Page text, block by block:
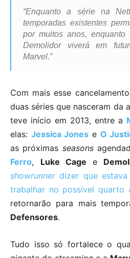
“Enquanto a série na
temporadas existentes
por muitos anos,
Demolidor viverá em
Marvel.”
Com mais esse
duas séries que nasceram da
teve início em 2013, entre a
elas: Jessica Jones e O
as próximas seasons
Ferro, Luke Cage e
showrunnerdizer que
trabalhar no possível quarto
retornarão para mais
Defensores.
Tudo isso só fortalece o